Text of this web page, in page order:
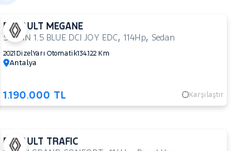
RENAULT MEGANE
SEDAN 1.5 BLUE DCI JOY EDC,114Hp, Sedan
2021 DizelYarı Otomatik134.122 Km
Antalya
1.190.000 TL Karşılaştır
RENAULT TRAFIC